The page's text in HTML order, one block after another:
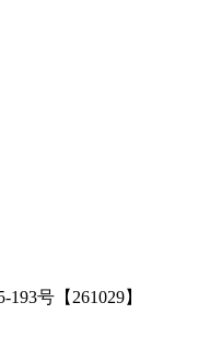
号【261029】